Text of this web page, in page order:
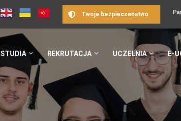
Twoje bezpieczeństwo
STUDIA REKRUTACJA UCZELNIA E-